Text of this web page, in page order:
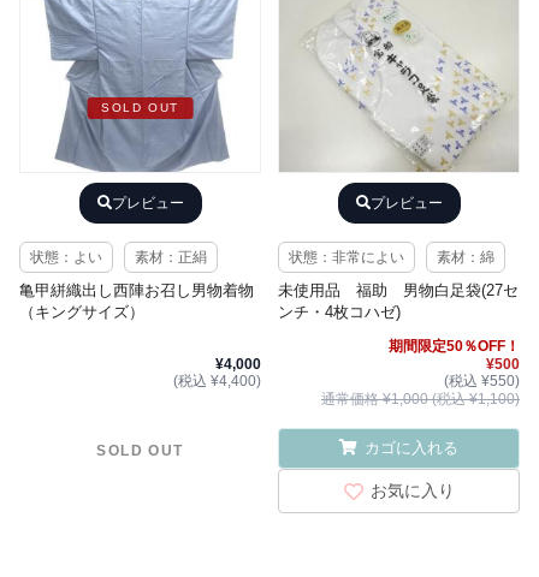
SOLD OUT
プレビュー
状態：よい 素材：正絹
亀甲絣織出し西陣お召し男物着物
（キングサイズ）
¥4,000
(税込 ¥4,400)
SOLD OUT
プレビュー
状態：非常によい 素材：綿
未使用品 福助 男物白足袋(27セ
ンチ・4枚コハゼ)
期間限定50％OFF！
¥500
(税込 ¥550)
通常価格 ¥1,000 (税込 ¥1,100)
カゴに入れる
お気に入り